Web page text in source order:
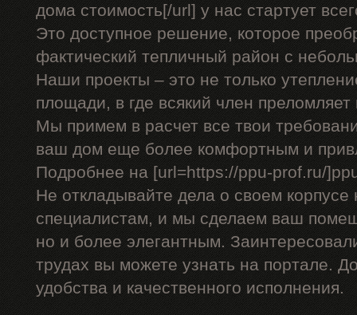
дома стоимость[/url] у нас стартует
Это доступное решение, которое
фактический тепличный район с
Наши проекты – это не только
площади, в где всякий член
Мы примем в расчет все твои
ваш дом еще более комфортным и
Подробнее на [url=https://ppu-prof.ru/
Не откладывайте дела о своем
специалистам, и мы сделаем ваш
но и более элегантным.
трудах вы можете узнать на портале.
удобства и качественного исполнения.